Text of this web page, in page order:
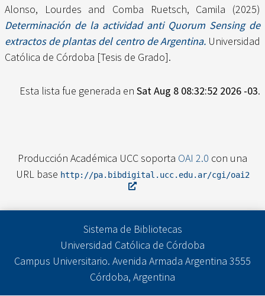
Alonso, Lourdes and Comba Ruetsch, Camila (2025)
Determinación de la actividad anti Quorum Sensing de
extractos de plantas del centro de Argentina.Universidad
Católica de Córdoba [Tesis de Grado].
Esta lista fue generada en Sat Aug 8 08:32:52 2026 -03.
Producción Académica UCC soporta OAI 2.0 con una
URL base http://pa.bibdigital.ucc.edu.ar/cgi/oai2
Sistema de Bibliotecas
Universidad Católica de Córdoba
Campus Universitario. Avenida Armada Argentina 3555
Córdoba, Argentina